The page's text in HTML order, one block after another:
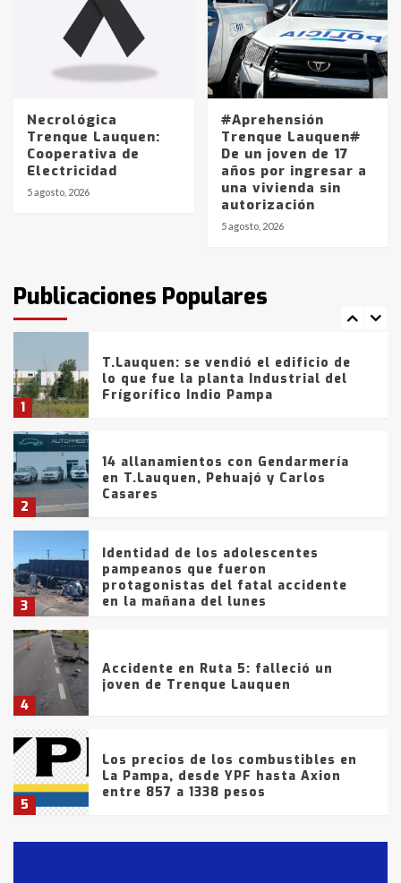
Necrológica
Trenque Lauquen:
Cooperativa de
Electricidad
5 agosto, 2026
#Aprehensión
Trenque Lauquen#
De un joven de 17
años por ingresar a
una vivienda sin
autorización
5 agosto, 2026
Publicaciones Populares
Los precios de los combustibles en
La Pampa, desde YPF hasta Axion
entre 857 a 1338 pesos
La Bolsa de Cereales de Bahía
Blanca anticipa que Agosto vendrá
con lluvias y heladas, en gran parte
fueron detenidos por
comercialización de drogas en la
tarde del sábado
1
T.Lauquen: se vendió el edificio de
lo que fue la planta Industrial del
Frígorífico Indio Pampa
2
14 allanamientos con Gendarmería
en T.Lauquen, Pehuajó y Carlos
Casares
3
Identidad de los adolescentes
pampeanos que fueron
protagonistas del fatal accidente
en la mañana del lunes
4
Accidente en Ruta 5: falleció un
joven de Trenque Lauquen
5
Los precios de los combustibles en
La Pampa, desde YPF hasta Axion
entre 857 a 1338 pesos